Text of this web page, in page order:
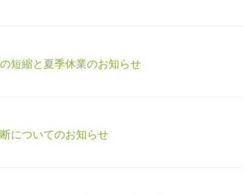
短縮と夏季休業のお知らせ
についてのお知らせ